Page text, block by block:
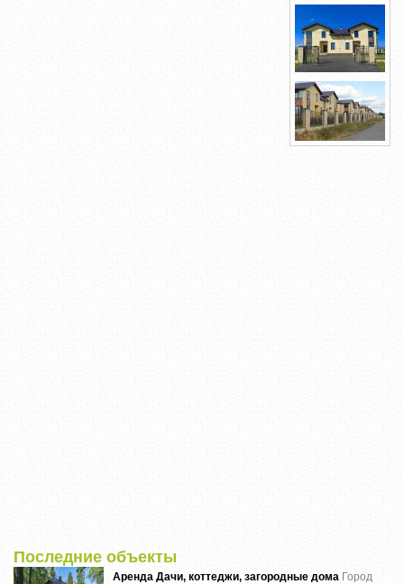
Последние объекты
Аренда Дачи, коттеджи, загородные дома Город